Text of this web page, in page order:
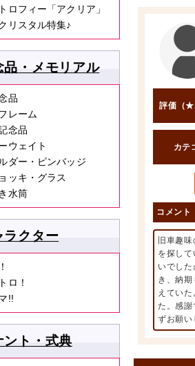
評価（
カテ
コメント
旧車趣
を探し
いでし
き、納
えてい
た。感謝
ずお願い
ロフィー「アクリア」
リスタル特集♪
品・メモリアル
品
レーム
念品
ウェイト
ダー・ピンバッジ
ッキ・グラス
水筒
ラクター
ロ！
!!
ント・式典